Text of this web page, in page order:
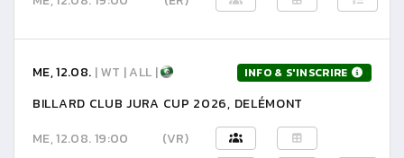
ME, 12.08. | WT | ALL | INFO & S'INSCRIRE
BILLARD CLUB JURA CUP 2026, DELÉMONT
ME, 12.08. 19:00
(VR)